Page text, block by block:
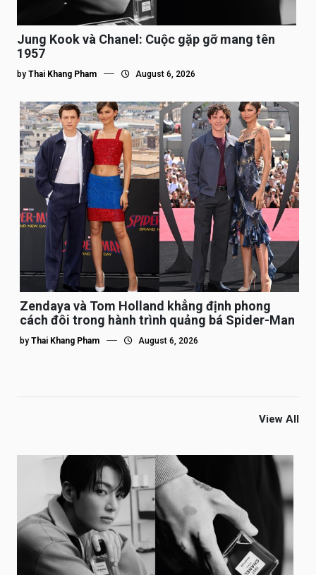
Jung Kook và Chanel: Cuộc gặp gỡ mang tên
1957
by Thai Khang Pham August 6, 2026
Zendaya và Tom Holland khẳng định phong
cách đôi trong hành trình quảng bá Spider-Man
by Thai Khang Pham August 6, 2026
View All